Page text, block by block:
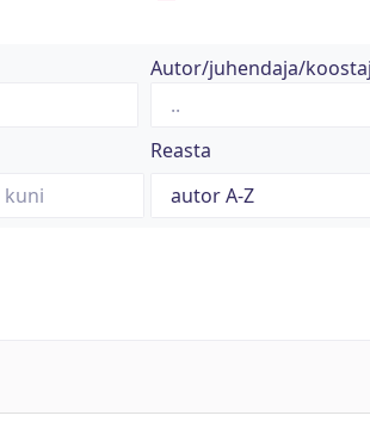
Autor/juhendaja/
Reasta